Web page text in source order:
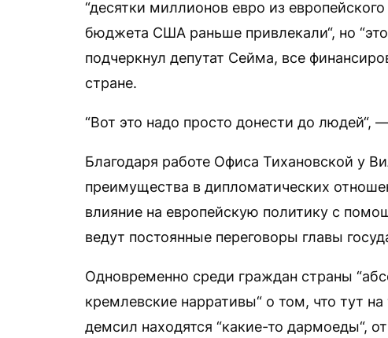
“десятки миллионов евро из
бюджета США раньше привлекали“, но
подчеркнул депутат Сейма, все
стране.
“Вот это надо просто донести до людей“,
Благодаря работе Офиса Тихановской у
преимущества в дипломатических
влияние на европейскую политику с
ведут постоянные переговоры главы
Одновременно среди граждан страны
кремлевские нарративы“ о том, что тут
демсил находятся “какие-то дармоеды“,